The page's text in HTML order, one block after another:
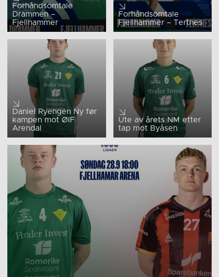
Forhåndsomtale
Drammen –
Fjellhammer
Forhåndsomtale
Fjellhammer – Tertnes
Daniel Ryengen Ny før
kampen mot ØIF
Arendal
Ute av årets NM etter
tap mot Byåsen